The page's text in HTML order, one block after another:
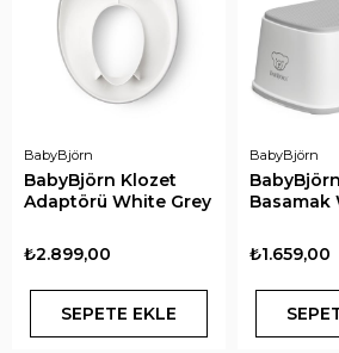
BabyBjörn
BabyBjörn Klozet
Adaptörü White Grey
₺2.899,00
SEPETE EKLE
BabyBjörn
Basamak
₺1.659,00